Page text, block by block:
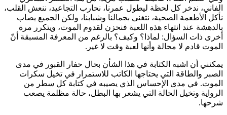
الفاني، ندخر كل لحظة ليطول عمرنا، نحارب التجاعيد، ننعش القلب،
نأكل الأطعمة الصحية، نتغنى بجمالنا وشبابنا، ولكن الجميع يصاب
بالدهشة عند انتهاء هذه اللعبة فنحزن لقدوم الموت، ويتكرر مرة
أخرى ذات السؤال: لماذا؟ وكيف؟ بالرغم من المعرفة المسبقة أنّ
الموت قادم لا محالة وأنها لعبة وقت لا غير.
يمكنني أن اشبه الكتابة في هذا الشأن بحال حفار القبور في مدى
الصبر والطاقة التي يحتاجها الكاتب للاستمرار في تخيل سكرات
الموت. في مدى الإحساس الذي يصيبه في كتابة كل سطر من
الرواية وتخيل الحالة التي يشعر بها البطل، حالة مظلمة يصعب
شرحها.